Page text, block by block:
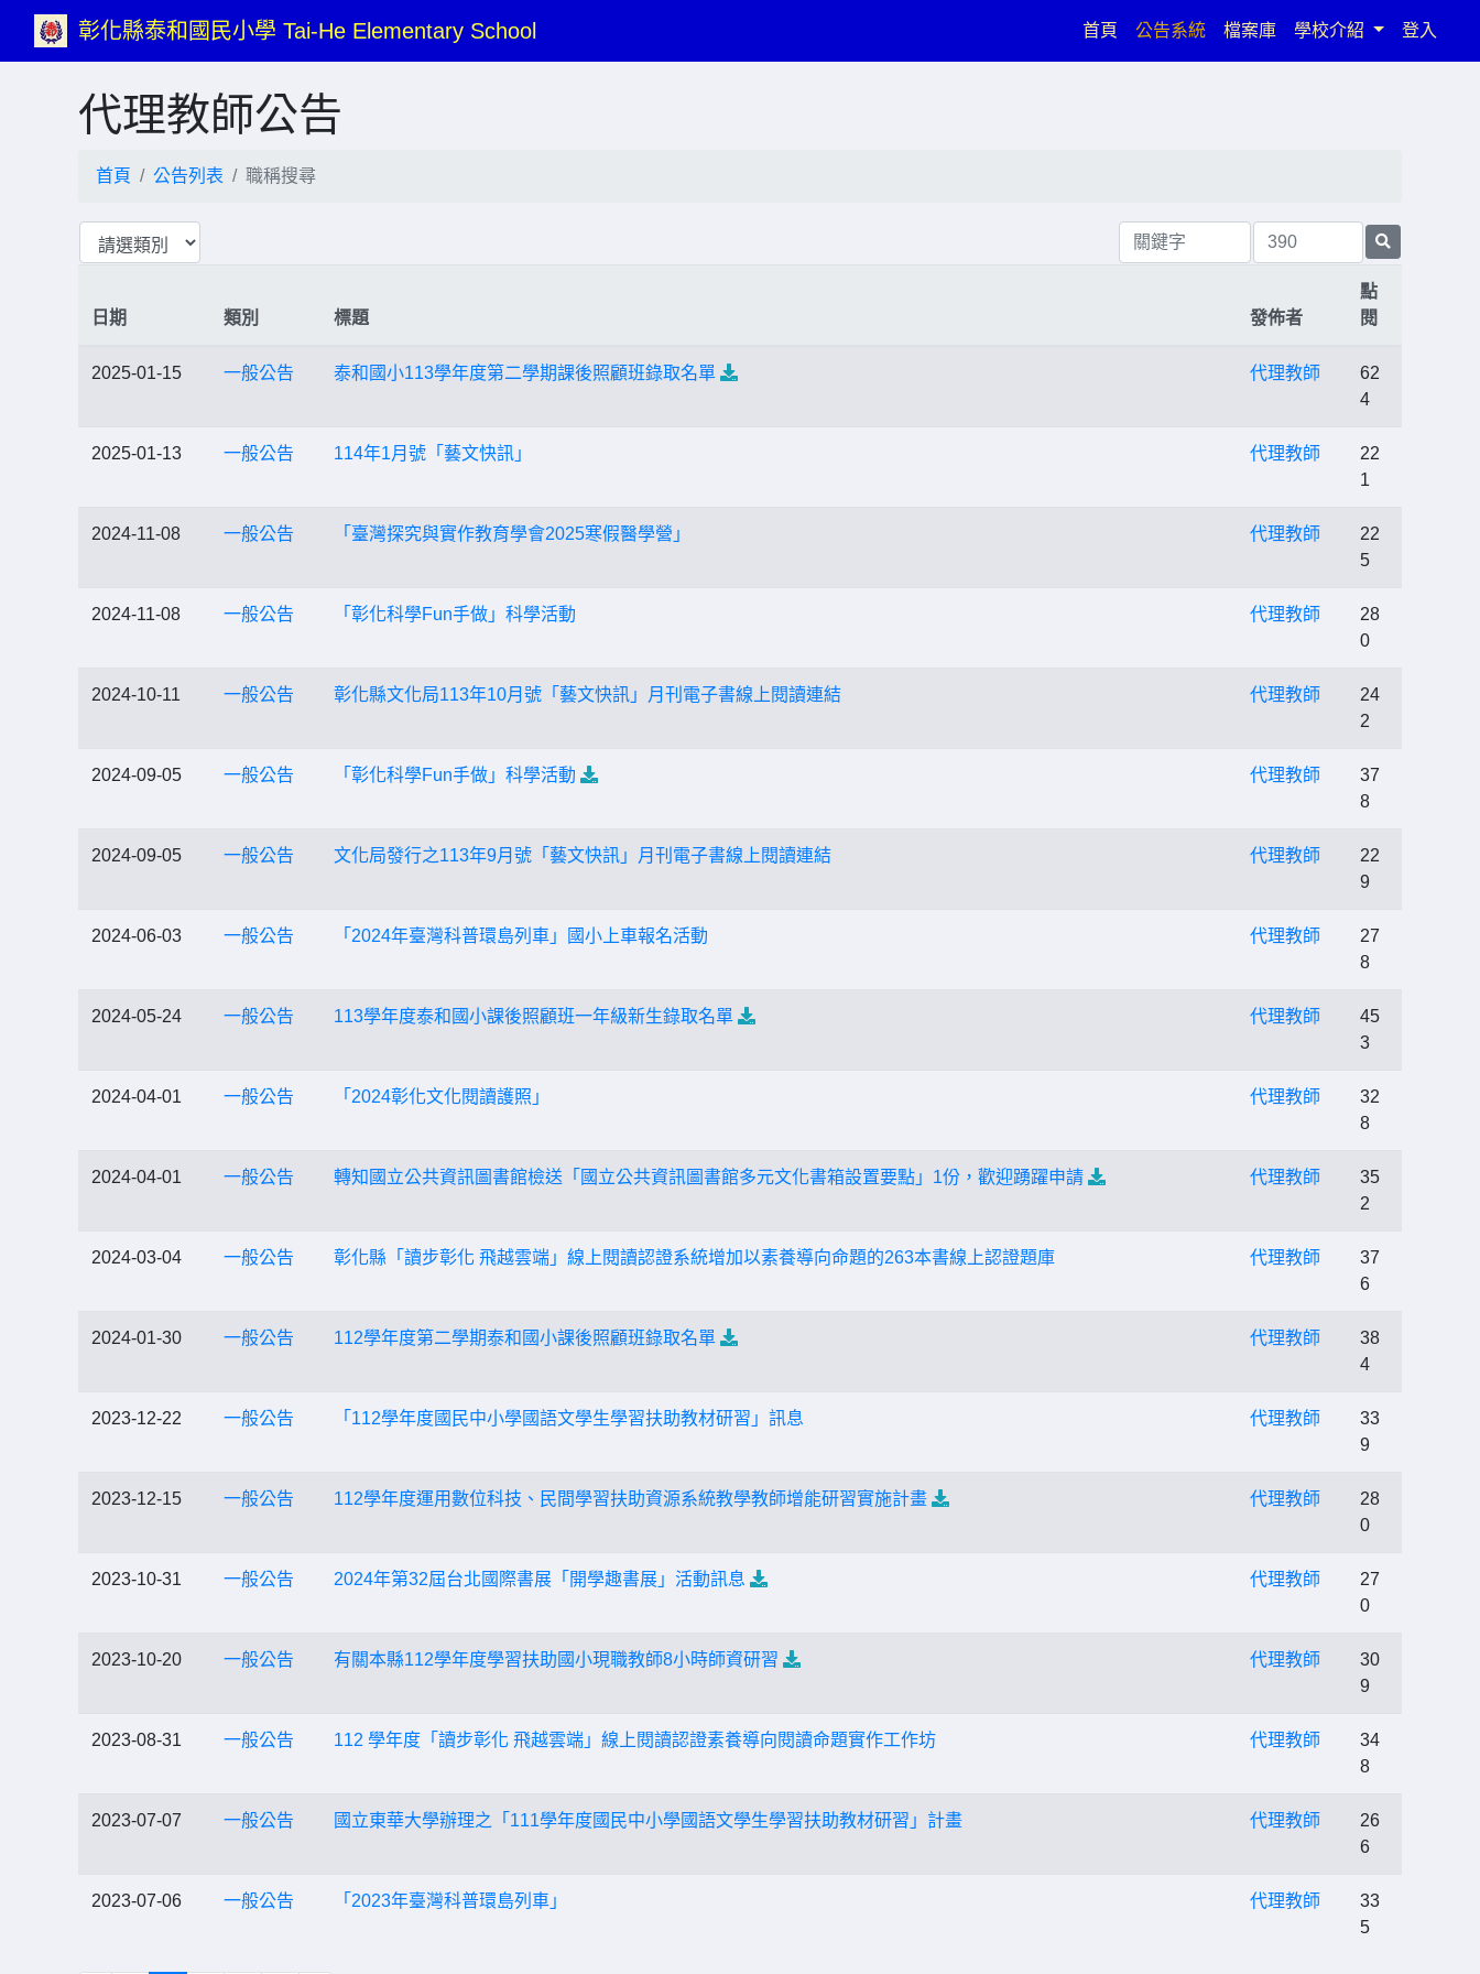
彰化縣泰和國民小學 Tai-He Elementary School 首頁 (current)
公告系統 檔案庫 學校介紹 登入
代理教師公告
首頁 公告列表 職稱搜尋
日期 類別 標題 發佈者
點
閱
2025-01-15 一般公告 泰和國小113學年度第二學期課後照顧班錄取名單 代理教師
62
4
2025-01-13 一般公告 114年1月號「藝文快訊」 代理教師
22
1
2024-11-08 一般公告 「臺灣探究與實作教育學會2025寒假醫學營」 代理教師
22
5
2024-11-08 一般公告 「彰化科學Fun手做」科學活動 代理教師
28
0
2024-10-11 一般公告 彰化縣文化局113年10月號「藝文快訊」月刊電子書線上閱讀連結 代理教師
24
2
2024-09-05 一般公告 「彰化科學Fun手做」科學活動 代理教師
37
8
2024-09-05 一般公告 文化局發行之113年9月號「藝文快訊」月刊電子書線上閱讀連結 代理教師
22
9
2024-06-03 一般公告 「2024年臺灣科普環島列車」國小上車報名活動 代理教師
27
8
2024-05-24 一般公告 113學年度泰和國小課後照顧班一年級新生錄取名單 代理教師
45
3
2024-04-01 一般公告 「2024彰化文化閱讀護照」 代理教師
32
8
2024-04-01 一般公告 轉知國立公共資訊圖書館檢送「國立公共資訊圖書館多元文化書箱設置要點」1份，歡迎踴躍申請 代理教師
35
2
2024-03-04 一般公告 彰化縣「讀步彰化 飛越雲端」線上閱讀認證系統增加以素養導向命題的263本書線上認證題庫 代理教師
37
6
2024-01-30 一般公告 112學年度第二學期泰和國小課後照顧班錄取名單 代理教師
38
4
2023-12-22 一般公告 「112學年度國民中小學國語文學生學習扶助教材研習」訊息 代理教師
33
9
2023-12-15 一般公告 112學年度運用數位科技、民間學習扶助資源系統教學教師增能研習實施計畫 代理教師
28
0
2023-10-31 一般公告 2024年第32屆台北國際書展「開學趣書展」活動訊息 代理教師
27
0
2023-10-20 一般公告 有關本縣112學年度學習扶助國小現職教師8小時師資研習 代理教師
30
9
2023-08-31 一般公告 112 學年度「讀步彰化 飛越雲端」線上閱讀認證素養導向閱讀命題實作工作坊 代理教師
34
8
2023-07-07 一般公告 國立東華大學辦理之「111學年度國民中小學國語文學生學習扶助教材研習」計畫 代理教師
26
6
2023-07-06 一般公告 「2023年臺灣科普環島列車」 代理教師
33
5